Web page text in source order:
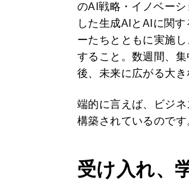
のAI戦略・イノベー
した生成AIとAIに関
ーたちとともに実施
すること。数週間、
後、未来に広がる大き
端的に言えば、ビジ
構築されているのです
受け入れ、